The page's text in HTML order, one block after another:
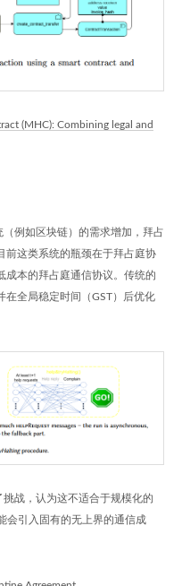
(MHC): Combining legal and
例如区块链）的需求增加，拜占
前这类系统的瓶颈在于拜占庭协
成本的拜占庭通信协议。传统的
在全局稳定时间（GST）后优化
战，认为这不适合于规模化的
会引入固有的无上界的通信成